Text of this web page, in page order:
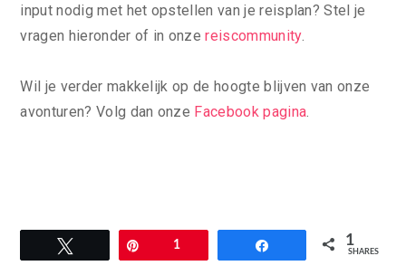
input nodig met het opstellen van je reisplan? Stel je
vragen hieronder of in onzereiscommunity.
Wil je verder makkelijk op de hoogte blijven van onze
avonturen? Volg dan onze Facebook pagina.
1 1
SHARES